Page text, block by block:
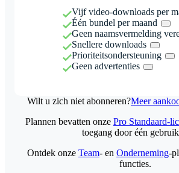
Vijf video-downloads per
Één bundel per maand
Geen naamsvermelding
Snellere downloads
Prioriteitsondersteuning
Geen advertenties
Wilt u zich niet abonneren?Meer
Plannen bevatten onze Pro Standaard-
toegang door één
Ontdek onze Team- en Onderneming-
functies.